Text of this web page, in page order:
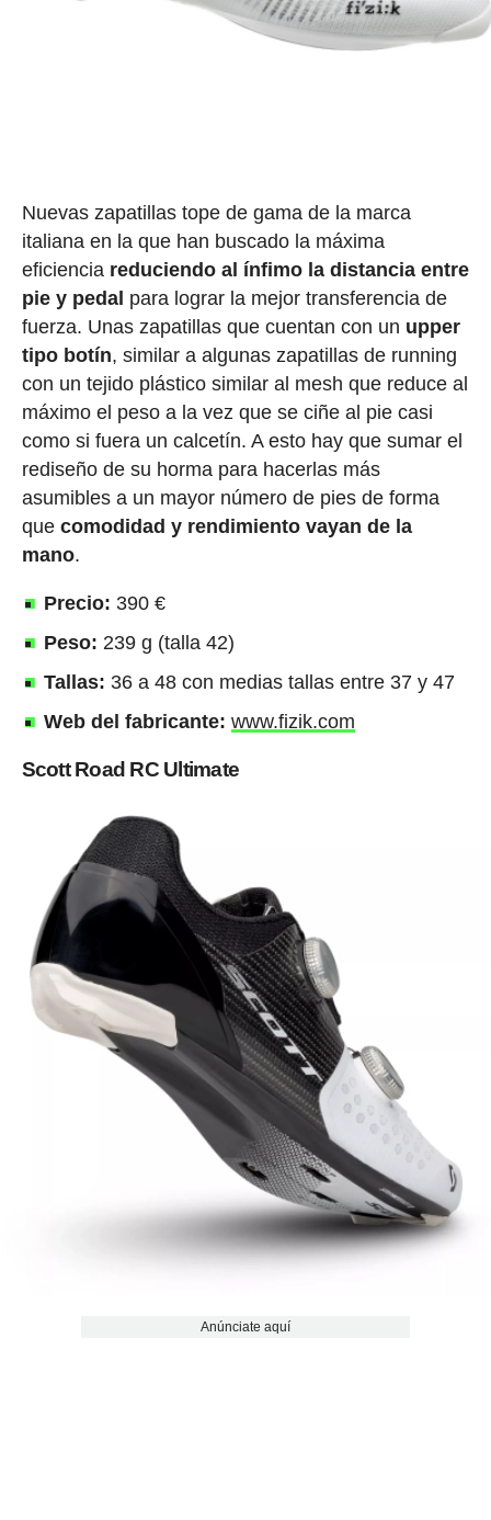
Nuevas zapatillas tope de gama de la marca
italiana en la que han buscado la máxima
eficiencia reduciendo al ínfimo la distancia entre
pie y pedal para lograr la mejor transferencia de
fuerza. Unas zapatillas que cuentan con un upper
tipo botín, similar a algunas zapatillas de running
con un tejido plástico similar al mesh que reduce al
máximo el peso a la vez que se ciñe al pie casi
como si fuera un calcetín. A esto hay que sumar el
rediseño de su horma para hacerlas más
asumibles a un mayor número de pies de forma
quecomodidad y rendimiento vayan de la
mano.
Precio: 390 €
Peso: 239 g (talla 42)
Tallas: 36 a 48 con medias tallas entre 37 y 47
Web del fabricante: www.fizik.com
Scott Road RC Ultimate
Anúnciate aquí